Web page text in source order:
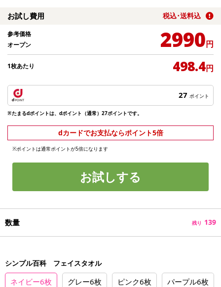
お試し費用 税込･送料込
参考価格
オープン
2990円
1枚あたり 498.4円
27 ポイント
※たまるdポイントは、dポイント（通常）27ポイントです。
dカードでお支払ならポイント5倍
※ポイントは通常ポイントが5倍になります
お試しする
数量 残り 139
シンプル百科 フェイスタオル
ネイビー6枚 グレー6枚 ピンク6枚 パープル6枚